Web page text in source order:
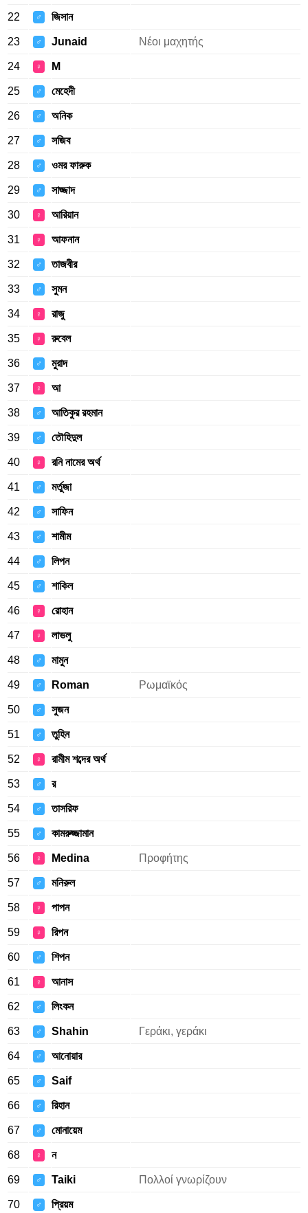
22 ♂ জিসান
23 ♂ Junaid Νέοι μαχητής
24 ♀ M
25 ♂ মেহেদী
26 ♂ অনিক
27 ♂ সজিব
28 ♂ ওমর ফারুক
29 ♂ সাজ্জাদ
30 ♀ আরিয়ান
31 ♀ আফনান
32 ♂ তাজবীর
33 ♂ সুমন
34 ♀ রাজু
35 ♀ রুবেল
36 ♂ মুরাদ
37 ♀ আ
38 ♂ আতিকুর রহমান
39 ♂ তৌহিদুল
40 ♀ রনি নামের অর্থ
41 ♂ মর্তুজা
42 ♂ সাফিন
43 ♂ শামীম
44 ♂ লিপন
45 ♂ শাকিল
46 ♀ রোহান
47 ♀ লাভলু
48 ♂ মামুন
49 ♂ Roman Ρωμαϊκός
50 ♂ সুজন
51 ♂ তুহিন
52 ♀ রামীম শব্দের অর্থ
53 ♂ র
54 ♂ তাসরিফ
55 ♂ কামরুজ্জামান
56 ♀ Medina Προφήτης
57 ♂ মনিরুল
58 ♀ পাপন
59 ♀ রিপন
60 ♂ শিপন
61 ♀ আনাস
62 ♂ লিংকন
63 ♂ Shahin Γεράκι, γεράκι
64 ♂ আনোয়ার
65 ♂ Saif
66 ♂ রিহান
67 ♂ মোনায়েম
68 ♀ ন
69 ♂ Taiki Πολλοί γνωρίζουν
70 ♂ প্রিয়ম